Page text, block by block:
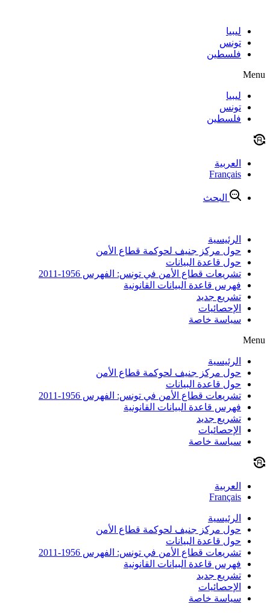
contentليبيا
تونس
فلسطين
Menu
ليبيا
تونس
فلسطين
العربية
Français
البحث
الرئيسية
حول مركز جنيف لحوكمة قطاع الأمن
حول قاعدة البيانات
تشريعات قطاع الأمن في تونس: الفهرس 1956-2011
فهرس قاعدة البيانات القانونية
تشريع جديد
الإحصائيات
سياسة خاصة
Menu
الرئيسية
حول مركز جنيف لحوكمة قطاع الأمن
حول قاعدة البيانات
تشريعات قطاع الأمن في تونس: الفهرس 1956-2011
فهرس قاعدة البيانات القانونية
تشريع جديد
الإحصائيات
سياسة خاصة
العربية
Français
الرئيسية
حول مركز جنيف لحوكمة قطاع الأمن
حول قاعدة البيانات
تشريعات قطاع الأمن في تونس: الفهرس 1956-2011
فهرس قاعدة البيانات القانونية
تشريع جديد
الإحصائيات
سياسة خاصة